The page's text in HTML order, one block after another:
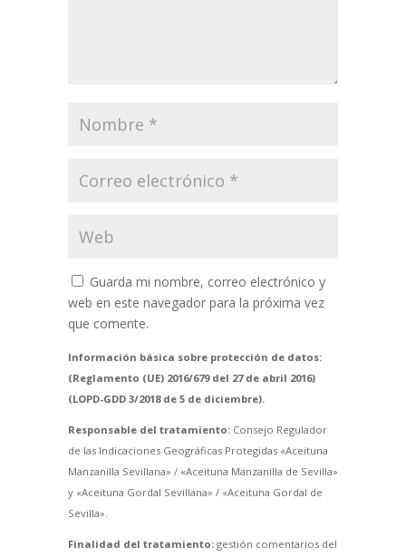
Guarda mi nombre, correo electrónico y
web en este navegador para la próxima vez
que comente.
Información básica sobre protección de datos:
(Reglamento (UE) 2016/679 del 27 de abril 2016)
(LOPD-GDD 3/2018 de 5 de diciembre).
Responsable del tratamiento:Consejo Regulador
de las Indicaciones Geográficas Protegidas «Aceituna
Manzanilla Sevillana» / «Aceituna Manzanilla de Sevilla»
y «Aceituna Gordal Sevillana» / «Aceituna Gordal de
Sevilla».
Finalidad del tratamiento:gestión comentarios del